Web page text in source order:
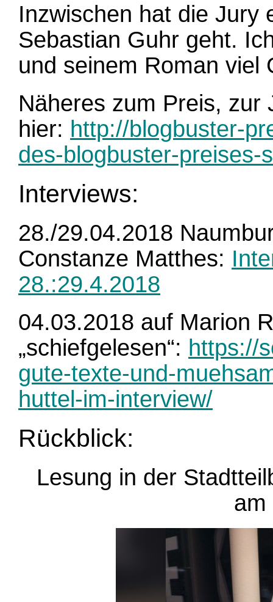
Inzwischen hat die Jury
Sebastian Guhr geht.
und seinem Roman viel
Näheres zum Preis, zur
hier: http://blogbuster-
des-blogbuster-preises-
Interviews:
28./29.04.2018
Constanze Matthes:
28.:29.4.2018
04.03.2018 auf Marion
„schiefgelesen“: https://
gute-texte-und-
huttel-im-interview/
Rückblick:
Lesung in der
am